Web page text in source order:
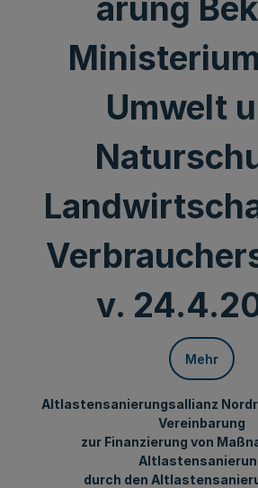
arung
Umwelt
v.
Mehr
Altlastensanierungsallianz
Vereinbarung
zur Finanzierung von
durch den